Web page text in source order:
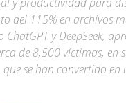
del 115% en archivos
y DeepSeek,
de 8,500 víctimas, en
que se han convertido